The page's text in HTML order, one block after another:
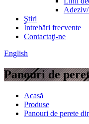
Ştiri
Întrebări frecvente
Contactaţi-ne
English
Panouri de
Acasă
Produse
Panouri de perete